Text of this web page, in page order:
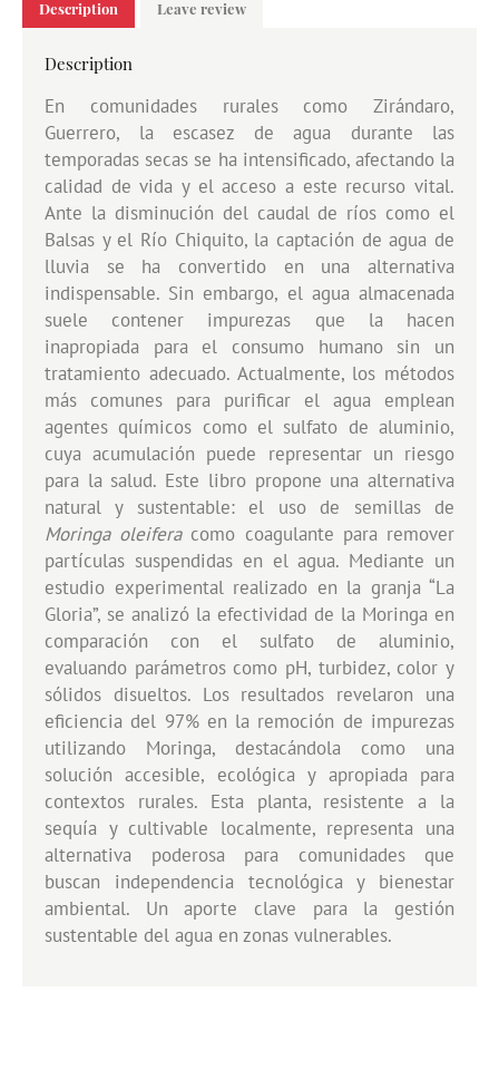
Description Leave review
Description
En comunidades rurales como Zirándaro,
Guerrero, la escasez de agua durante las
temporadas secas se ha intensificado, afectando la
calidad de vida y el acceso a este recurso vital.
Ante la disminución del caudal de ríos como el
Balsas y el Río Chiquito, la captación de agua de
lluvia se ha convertido en una alternativa
indispensable. Sin embargo, el agua almacenada
suele contener impurezas que la hacen
inapropiada para el consumo humano sin un
tratamiento adecuado. Actualmente, los métodos
más comunes para purificar el agua emplean
agentes químicos como el sulfato de aluminio,
cuya acumulación puede representar un riesgo
para la salud. Este libro propone una alternativa
natural y sustentable: el uso de semillas de
Moringa oleiferacomo coagulante para remover
partículas suspendidas en el agua. Mediante un
estudio experimental realizado en la granja “La
Gloria”, se analizó la efectividad de la Moringa en
comparación con el sulfato de aluminio,
evaluando parámetros como pH, turbidez, color y
sólidos disueltos. Los resultados revelaron una
eficiencia del 97% en la remoción de impurezas
utilizando Moringa, destacándola como una
solución accesible, ecológica y apropiada para
contextos rurales. Esta planta, resistente a la
sequía y cultivable localmente, representa una
alternativa poderosa para comunidades que
buscan independencia tecnológica y bienestar
ambiental. Un aporte clave para la gestión
sustentable del agua en zonas vulnerables.